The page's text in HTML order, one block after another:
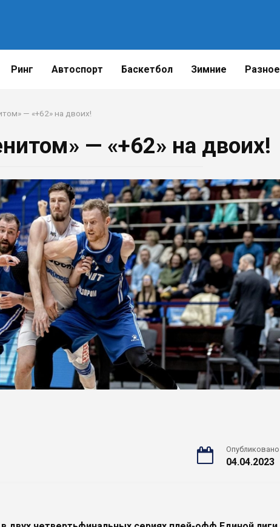
Ринг Автоспорт Баскетбол Зимние Разное
— «+62» на двоих!
— «+62» на двоих!
Опубликовано
04.04.2023